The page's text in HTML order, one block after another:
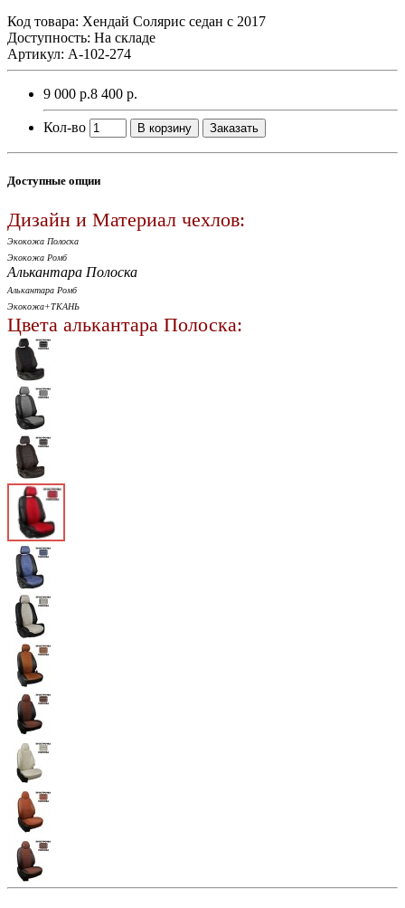
Код товара: Хендай Солярис седан с 2017
Доступность: На складе
Артикул: A-102-274
9 000 р.8 400 р.
Кол-во В корзину Заказать
Доступные опции
Дизайн и Материал чехлов:
Экокожа Полоска
Экокожа Ромб
Алькантара Полоска
Алькантара Ромб
Экокожа+ТКАНЬ
Цвета алькантара Полоска: